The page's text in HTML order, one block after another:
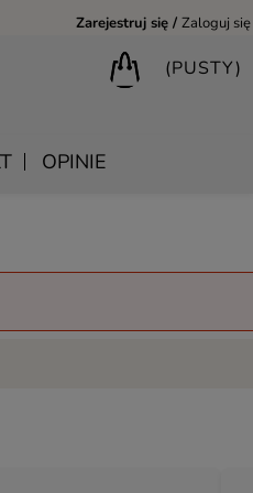
Zarejestruj się Zaloguj się
(PUSTY)
SKRZYNIE DREWNIANE
MEBLE RZEŹBIONE
OPINIE